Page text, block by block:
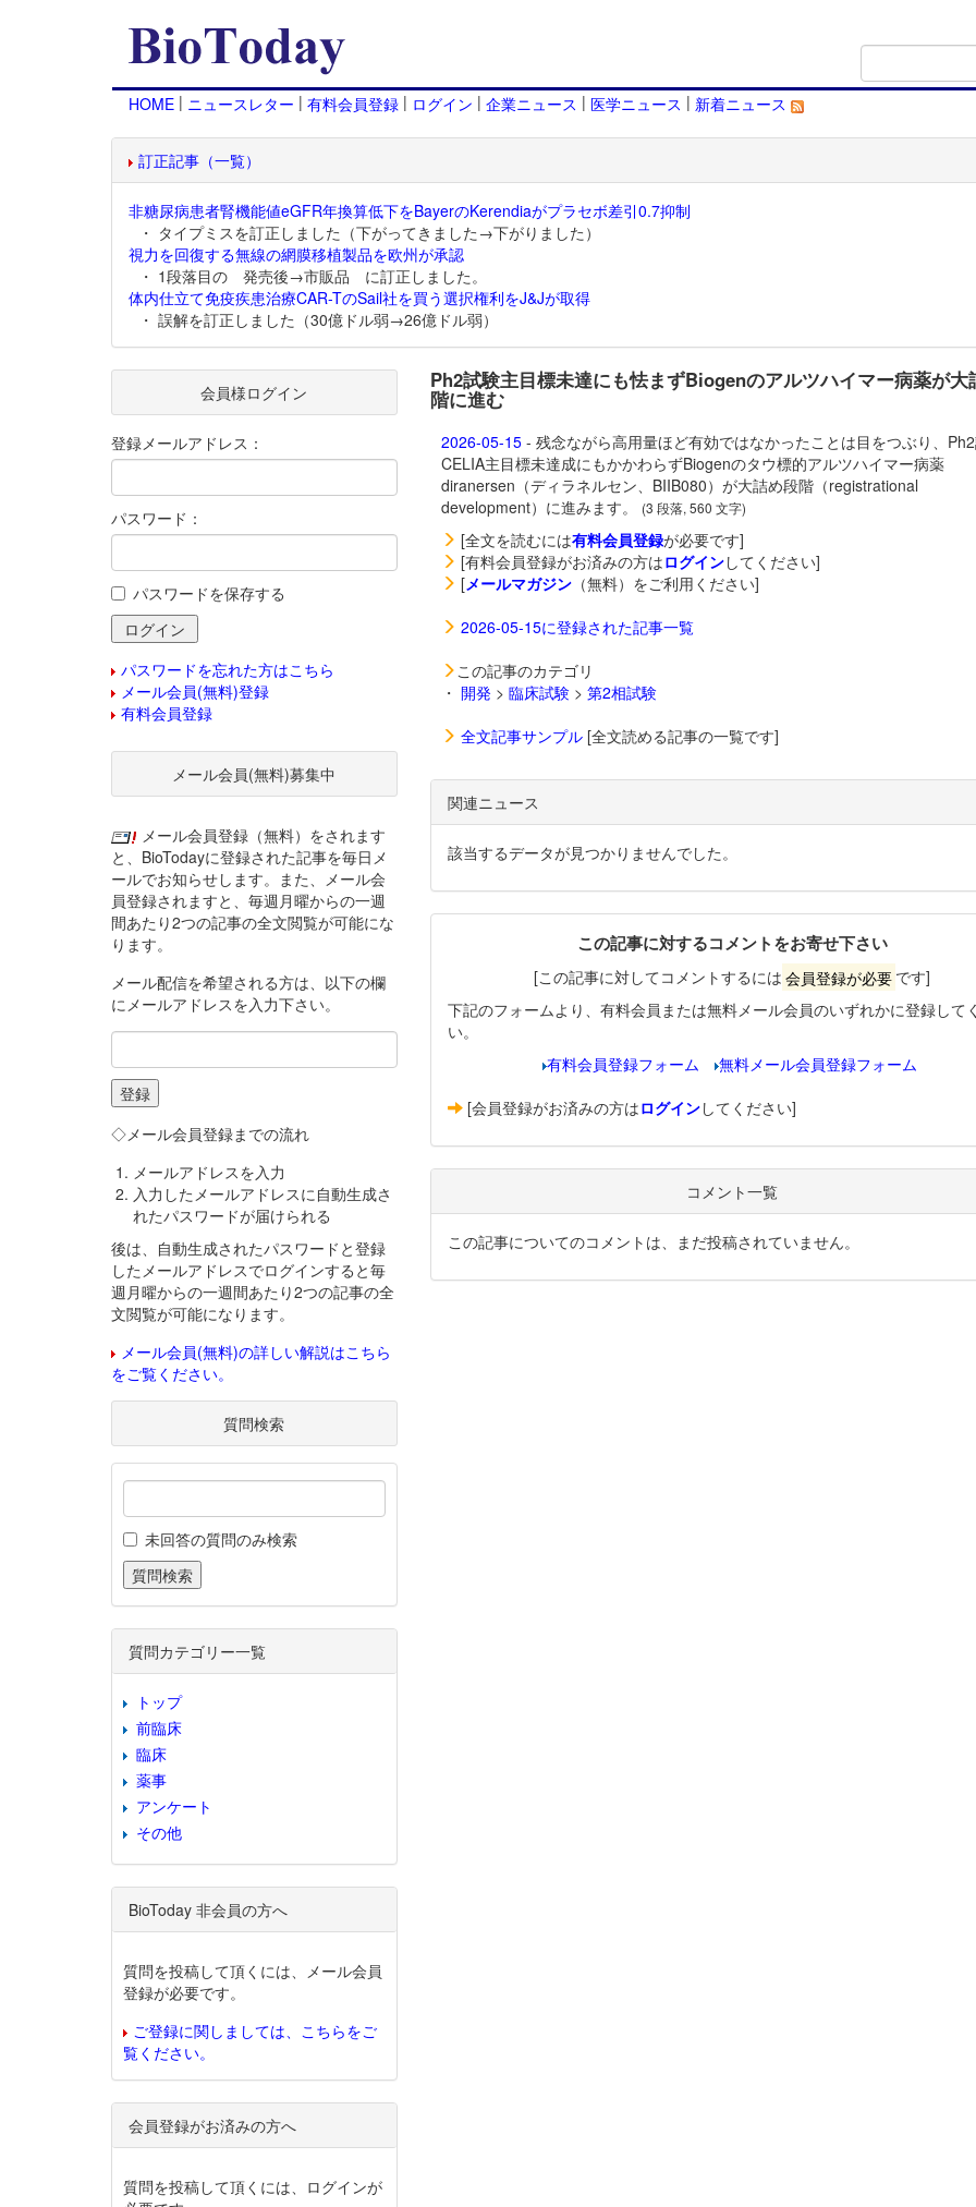
HOME | ニュースレター | 有料会員登録 | ログイン | 企業ニュース | 医学ニュース | 新着ニュース
訂正記事（一覧）
非糖尿病患者腎機能値eGFR年換算低下をBayerのKerendiaがプラセボ差引0.7抑制
・ タイプミスを訂正しました（下がってきました→下がりました）
視力を回復する無線の網膜移植製品を欧州が承認
・ 1段落目の 発売後→市販品 に訂正しました。
体内仕立て免疫疾患治療CAR-TのSail社を買う選択権利をJ&Jが取得
・ 誤解を訂正しました（30億ドル弱→26億ドル弱）
Ph2試験主目標未達にも怯まずBiogenのアルツハイマー病薬が大
階に進む
2026-05-15- 残念ながら高用量ほど有効ではなかったことは目をつぶり、
CELIA主目標未達成にもかかわらずBiogenのタウ標的アルツハイマー病薬
diranersen（ディラネルセン、BIIB080）が大詰め段階（registrational
development）に進みます。
(3 段落, 560 文字)
[全文を読むには有料会員登録が必要です]
[有料会員登録がお済みの方はログインしてください]
[メールマガジン（無料）をご利用ください]
2026-05-15に登録された記事一覧
この記事のカテゴリ
・ 開発 > 臨床試験> 第2相試験
全文記事サンプル[全文読める記事の一覧です]
関連ニュース
該当するデータが見つかりませんでした。
この記事に対するコメントをお寄せ下さい
[この記事に対してコメントするには 会員登録が必要 です]
下記のフォームより、有料会員または無料メール会員のいずれかに登録して
い。
有料会員登録フォーム
無料メール会員登録フォーム
[会員登録がお済みの方はログインしてください]
コメント一覧
この記事についてのコメントは、まだ投稿されていません。
会員様ログイン
登録メールアドレス：
パスワード：
パスワードを保存する
パスワードを忘れた方はこちら
メール会員(無料)登録
有料会員登録
メール会員(無料)募集中
メール会員登録（無料）をされます
と、BioTodayに登録された記事を毎日メ
ールでお知らせします。また、メール会
員登録されますと、毎週月曜からの一週
間あたり2つの記事の全文閲覧が可能にな
ります。
メール配信を希望される方は、以下の欄
にメールアドレスを入力下さい。
◇メール会員登録までの流れ
メールアドレスを入力
入力したメールアドレスに自動生成さ
れたパスワードが届けられる
後は、自動生成されたパスワードと登録
したメールアドレスでログインすると毎
週月曜からの一週間あたり2つの記事の全
文閲覧が可能になります。
メール会員(無料)の詳しい解説はこちら
をご覧ください。
質問検索
未回答の質問のみ検索
質問カテゴリー一覧
トップ
前臨床
臨床
薬事
アンケート
その他
BioToday 非会員の方へ
質問を投稿して頂くには、メール会員
登録が必要です。
ご登録に関しましては、こちらをご
覧ください。
会員登録がお済みの方へ
質問を投稿して頂くには、ログインが